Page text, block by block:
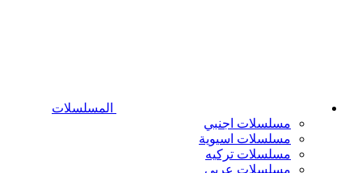
المسلسلات
مسلسلات اجنبي
مسلسلات اسيوية
مسلسلات تركيه
مسلسلات عربي